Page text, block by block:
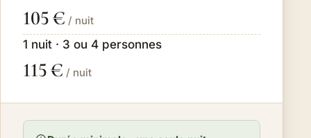
105 € / nuit
1 nuit · 3 ou 4 personnes
115 € / nuit